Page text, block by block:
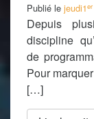
Publié le jeudi1er
Depuis
discipline
de
Pour
[…]